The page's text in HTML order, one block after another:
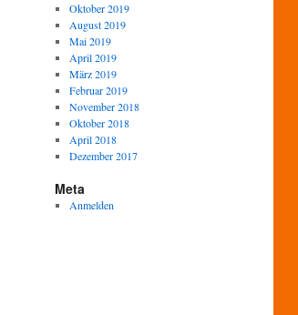
Oktober 2019
August 2019
Mai 2019
April 2019
März 2019
Februar 2019
November 2018
Oktober 2018
April 2018
Dezember 2017
Meta
Anmelden